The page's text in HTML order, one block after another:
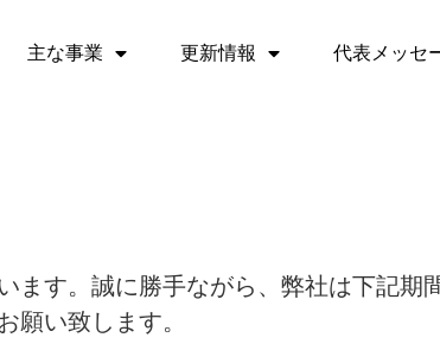
主な事業 更新情報 代表メッセ
ます。誠に勝手ながら、弊社は下記期
願い致します。